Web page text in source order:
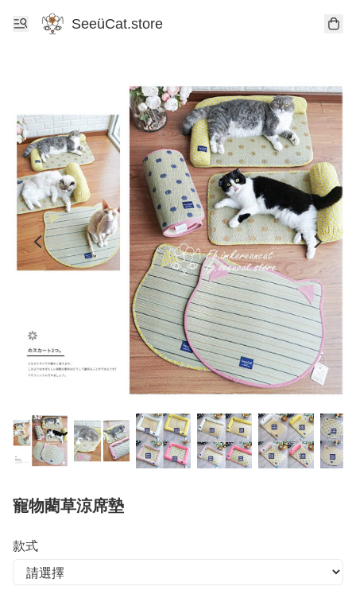
SeeüCat.store
寵物藺草涼席墊
款式